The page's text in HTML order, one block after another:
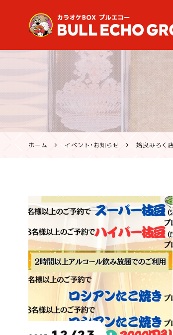
鹿児島・熊本のカ
ルエコー公式サイ
市・姶良市・鹿屋市
で営業中
ホーム イベント・お知らせ 姶良みろく店